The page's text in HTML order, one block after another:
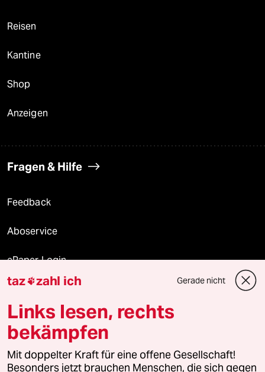
Reisen
Kantine
Shop
Anzeigen
Fragen & Hilfe
Feedback
Aboservice
ePaper Login
Downloads für Abonnierende
© 2026 taz Verlags und Vertriebs GmbH
Alle Rechte vorbehalten. Bei rechtlichen Fragen oder für Genehmigungen
wenden Sie sich bitte an
lizenzen@taz.de
taz zahl ich Gerade nicht
Links lesen, rechts
bekämpfen
Mit doppelter Kraft für eine offene Gesellschaft!
Besonders jetzt brauchen Menschen, die sich gegen